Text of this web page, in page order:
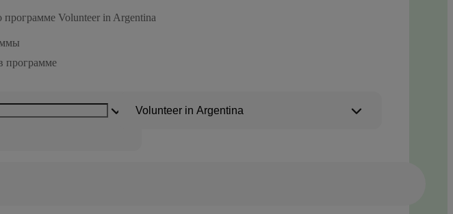
Volunteer in Argentina
программе
Volunteer in Argentina